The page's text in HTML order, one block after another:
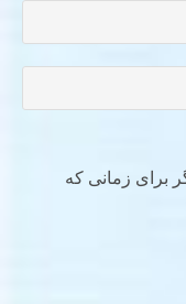
برای زمانی که